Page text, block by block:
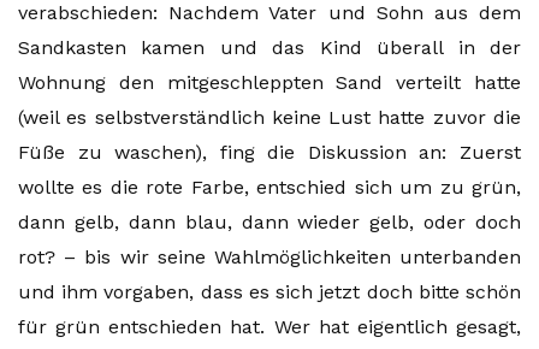
verabschieden: Nachdem Vater und Sohn aus dem
Sandkasten kamen und das Kind überall in der
Wohnung den mitgeschleppten Sand verteilt hatte
(weil es selbstverständlich keine Lust hatte zuvor die
Füße zu waschen), fing die Diskussion an: Zuerst
wollte es die rote Farbe, entschied sich um zu grün,
dann gelb, dann blau, dann wieder gelb, oder doch
rot? – bis wir seine Wahlmöglichkeiten unterbanden
und ihm vorgaben, dass es sich jetzt doch bitte schön
für grün entschieden hat. Wer hat eigentlich gesagt,